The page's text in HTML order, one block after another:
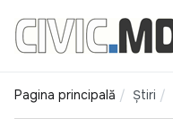
Pagina principală Știri